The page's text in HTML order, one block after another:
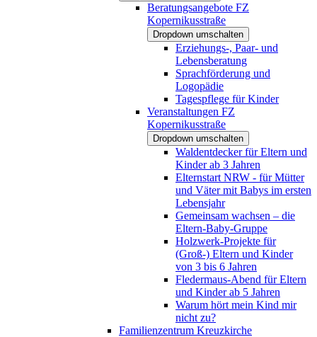
Beratungsangebote FZ
Kopernikusstraße
Dropdown umschalten
Erziehungs-, Paar- und
Lebensberatung
Sprachförderung und
Logopädie
Tagespflege für Kinder
Veranstaltungen FZ
Kopernikusstraße
Dropdown umschalten
Waldentdecker für Eltern und
Kinder ab 3 Jahren
Elternstart NRW - für Mütter
und Väter mit Babys im ersten
Lebensjahr
Gemeinsam wachsen – die
Eltern-Baby-Gruppe
Holzwerk-Projekte für
(Groß-) Eltern und Kinder
von 3 bis 6 Jahren
Fledermaus-Abend für Eltern
und Kinder ab 5 Jahren
Warum hört mein Kind mir
nicht zu?
Familienzentrum Kreuzkirche